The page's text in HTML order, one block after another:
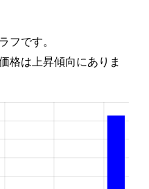
アイランドセンター
アイランドセンター
フです。
格は上昇傾向にありま